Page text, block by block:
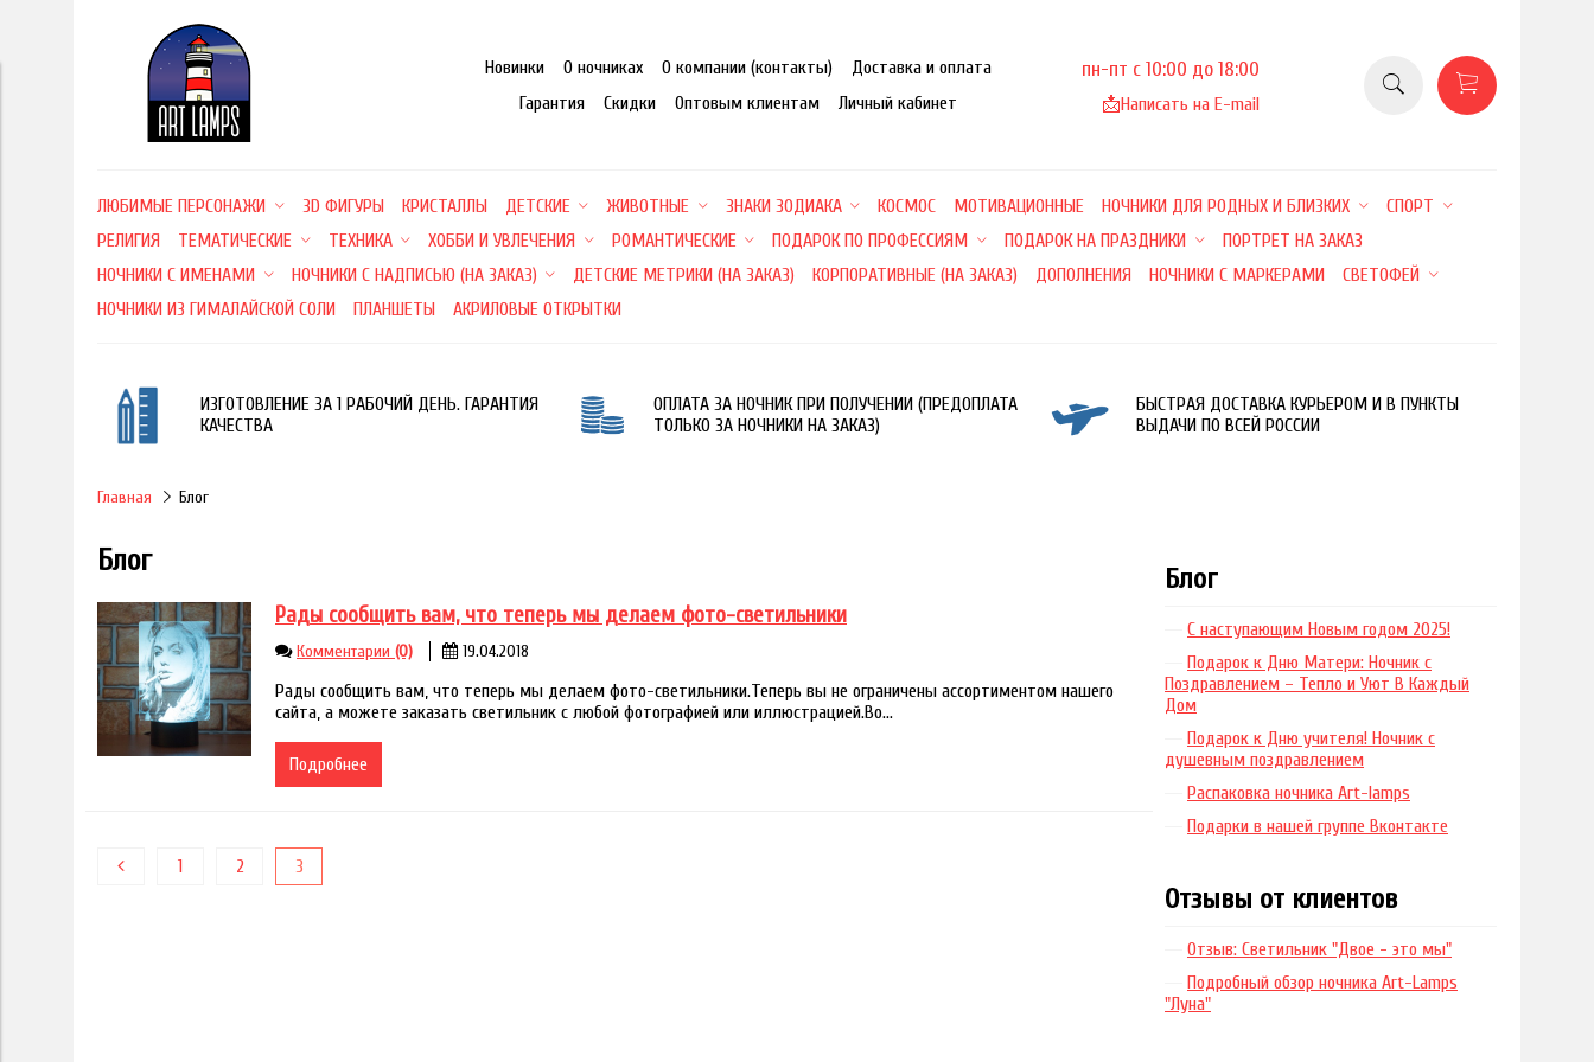
Новинки О ночниках О компании (контакты)
Доставка и оплата
Гарантия
Скидки Оптовым клиентам Личный кабинет
пн-пт с 10:00 до 18:00
📩Написать на E-mail
ЛЮБИМЫЕ ПЕРСОНАЖИ 3D ФИГУРЫ КРИСТАЛЛЫ ДЕТСКИЕ ЖИВОТНЫЕ ЗНАКИ ЗОДИАКА КОСМОС МОТИВАЦИОННЫЕ НОЧНИКИ ДЛЯ РОДНЫХ И БЛИЗКИХ
СПОРТ
РЕЛИГИЯ
ТЕМАТИЧЕСКИЕ ТЕХНИКА ХОББИ И УВЛЕЧЕНИЯ РОМАНТИЧЕСКИЕ ПОДАРОК ПО ПРОФЕССИЯМ ПОДАРОК НА ПРАЗДНИКИ
ПОРТРЕТ НА ЗАКАЗ
НОЧНИКИ С ИМЕНАМИ
НОЧНИКИ С НАДПИСЬЮ (НА ЗАКАЗ) ДЕТСКИЕ МЕТРИКИ (НА ЗАКАЗ) КОРПОРАТИВНЫЕ (НА ЗАКАЗ) ДОПОЛНЕНИЯ НОЧНИКИ С МАРКЕРАМИ
СВЕТОФЕЙ
НОЧНИКИ ИЗ ГИМАЛАЙСКОЙ СОЛИ
ПЛАНШЕТЫ АКРИЛОВЫЕ ОТКРЫТКИ
ИЗГОТОВЛЕНИЕ ЗА 1 РАБОЧИЙ ДЕНЬ. ГАРАНТИЯ
КАЧЕСТВА
ОПЛАТА ЗА НОЧНИК ПРИ ПОЛУЧЕНИИ (ПРЕДОПЛАТА
ТОЛЬКО ЗА НОЧНИКИ НА ЗАКАЗ)
БЫСТРАЯ ДОСТАВКА КУРЬЕРОМ И В ПУНКТЫ
ВЫДАЧИ ПО ВСЕЙ РОССИИ
Главная Блог
Блог
Рады сообщить вам, что теперь мы делаем фото-светильники
Комментарии (0) 19.04.2018
Рады сообщить вам, что теперь мы делаем фото-светильники.Теперь вы не ограничены ассортиментом нашего
сайта, а можете заказать светильник с любой фотографией или иллюстрацией.Во...
Подробнее
1 2 3
Блог
С наступающим Новым годом 2025!
Подарок к Дню Матери: Ночник с
Поздравлением – Тепло и Уют В Каждый
Дом
Подарок к Дню учителя! Ночник с
душевным поздравлением
Распаковка ночника Art-lamps
Подарки в нашей группе Вконтакте
Отзывы от клиентов
Отзыв: Светильник "Двое - это мы"
Подробный обзор ночника Art-Lamps
"Луна"